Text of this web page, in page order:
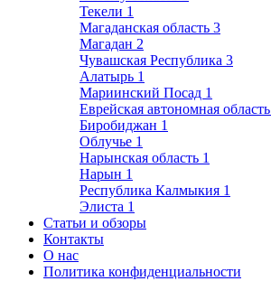
Текели 1
Магаданская область 3
Магадан 2
Чувашская Республика 3
Алатырь 1
Мариинский Посад 1
Еврейская автономная область
Биробиджан 1
Облучье 1
Нарынская область 1
Нарын 1
Республика Калмыкия 1
Элиста 1
Статьи и обзоры
Контакты
О нас
Политика конфиденциальности